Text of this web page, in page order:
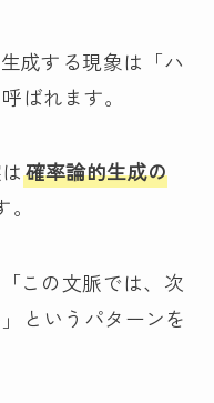
成する現象は「ハ
ばれます。
確率論的生成の
この文脈では、次
というパターンを